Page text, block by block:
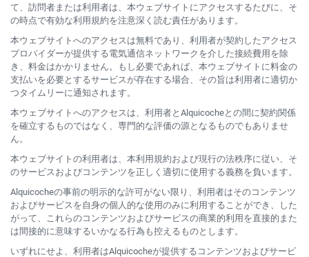
て、訪問者または利用者は、本ウェブサイトにアクセスするたびに、そ
の時点で有効な利用規約を注意深く読む責任があります。
本ウェブサイトへのアクセスは無料であり、利用者が契約したアクセス
プロバイダーが提供する電気通信ネットワークを介した接続費用を除
き、料金はかかりません。もし必要であれば、本ウェブサイトに料金の
支払いを必要とするサービスが存在する場合、その旨は利用者に適切か
つタイムリーに通知されます。
本ウェブサイトへのアクセスは、利用者とAlquicocheとの間に契約関係
を確立するものではなく、専門的な評価の源となるものでもありませ
ん。
本ウェブサイトの利用者は、本利用規約および現行の法秩序に従い、そ
のサービスおよびコンテンツを正しく適切に使用する義務を負います。
Alquicocheの事前の明示的な許可がない限り、利用者はそのコンテンツ
およびサービスを自身の個人的な使用のみに利用することができ、した
がって、これらのコンテンツおよびサービスの商業的利用を直接的また
は間接的に意味するいかなる行為も控えるものとします。
いずれにせよ、利用者はAlquicocheが提供するコンテンツおよびサービ